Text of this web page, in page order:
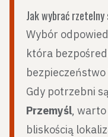
Jak wybrać
Wybór
która
Gdy potrzebni
Przemyśl,
bliskością